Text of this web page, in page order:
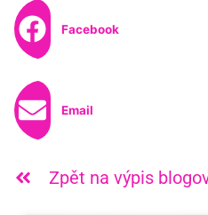
Facebook
Email
Zpět na výpis